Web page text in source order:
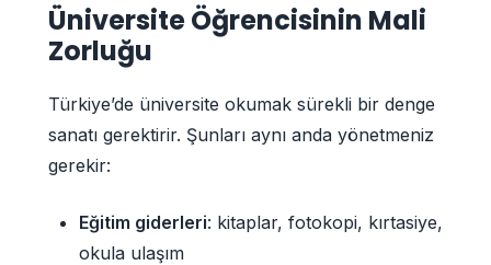
Üniversite Öğrencisinin Mali
Zorluğu
Türkiye’de üniversite okumak sürekli bir denge
sanatı gerektirir. Şunları aynı anda yönetmeniz
gerekir:
Eğitim giderleri: kitaplar, fotokopi, kırtasiye,
okula ulaşım